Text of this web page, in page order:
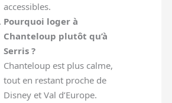
accessibles.
Pourquoi loger à
Chanteloup plutôt qu’à
Serris ?
Chanteloup est plus calme,
tout en restant proche de
Disney et Val d’Europe.